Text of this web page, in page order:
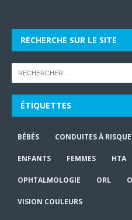
RECHERCHE SUR LE SITE
ÉTIQUETTES
BÉBÉS CONDUITES À RISQUE
ENFANTS FEMMES HTA
OPHTALMOLOGIE ORL
VISION COULEURS